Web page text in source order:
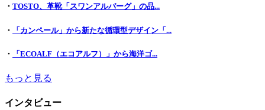
・ TOSTO、革靴「スワンアルバーグ」の品...
・ 「カンペール」から新たな循環型デザイン「...
・ 「ECOALF（エコアルフ）」から海洋ゴ...
もっと見る
インタビュー